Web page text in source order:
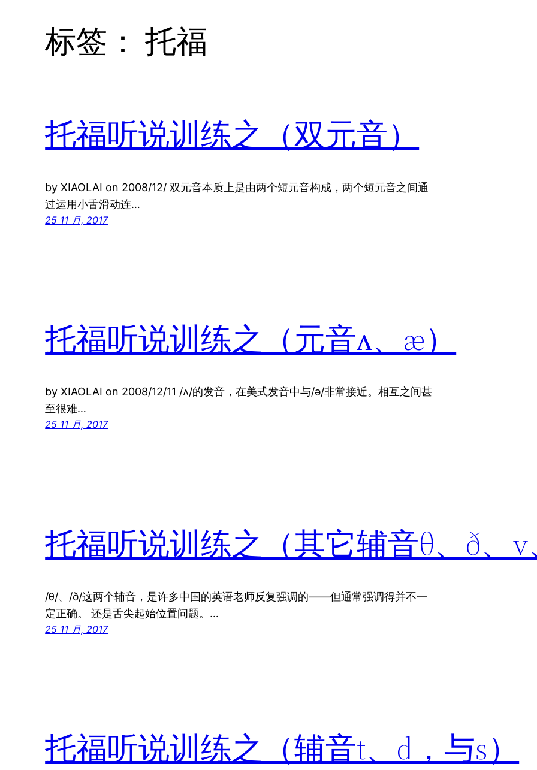
标签：托福
托福听说训练之（双元音）
by XIAOLAI on 2008/12/ 双元音本质上是由两个短元音构成，两个短元音之间通
过运用小舌滑动连…
25 11 月, 2017
托福听说训练之（元音ʌ、æ）
by XIAOLAI on 2008/12/11 /ʌ/的发音，在美式发音中与/ə/非常接近。相互之间甚
至很难…
25 11 月, 2017
托福听说训练之（其它辅音θ、ð、v
/θ/、/ð/这两个辅音，是许多中国的英语老师反复强调的——但通常强调得并不一
定正确。 还是舌尖起始位置问题。…
25 11 月, 2017
托福听说训练之（辅音t、d，与s）